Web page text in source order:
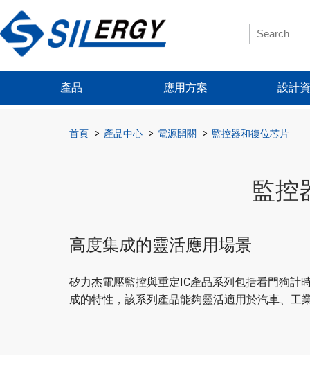
產品 應用方案 設計
首頁 產品中心 電源開關 監控器和復位芯片
監控
高度集成的靈活應用場景
矽力杰電壓監控與重定IC產品系列包括看門狗計
成的特性，該系列產品能夠靈活適用於汽車、工